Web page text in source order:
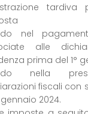
nel
alle
prima del 1°
nella
fiscali con
gennaio 2024.